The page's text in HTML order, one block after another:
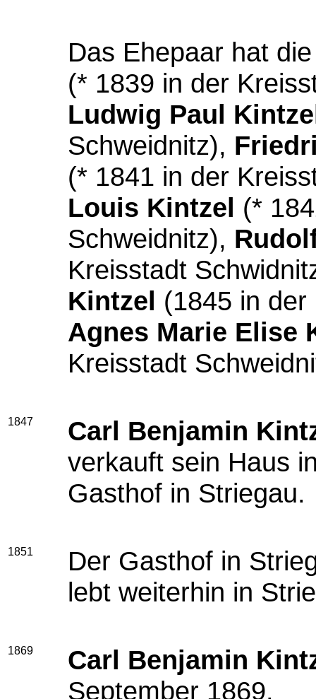
Das Ehepaar hat
(* 1839 in der
Ludwig Paul
Schweidnitz),
(* 1841 in der
Louis Kintzel (*
Schweidnitz),
Kreisstadt
Kintzel (1845 in
Agnes Marie Elise
Kreisstadt
1847
Carl Benjamin
verkauft sein Haus
Gasthof in Striegau.
1851
Der Gasthof in
lebt weiterhin in
1869
Carl Benjamin
September 1869.